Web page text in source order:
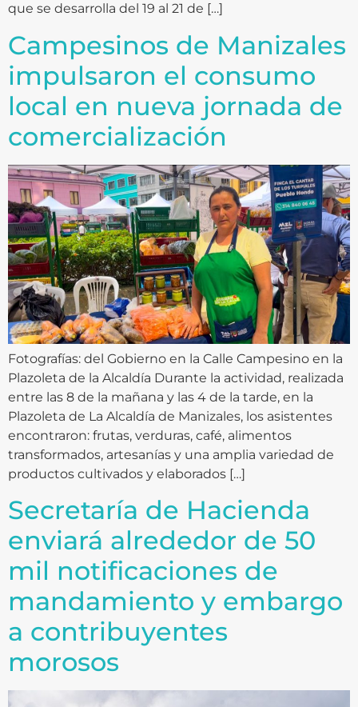
que se desarrolla del 19 al 21 de […]
Campesinos de Manizales
impulsaron el consumo
local en nueva jornada de
comercialización
Fotografías: del Gobierno en la Calle Campesino en la
Plazoleta de la Alcaldía Durante la actividad, realizada
entre las 8 de la mañana y las 4 de la tarde, en la
Plazoleta de La Alcaldía de Manizales, los asistentes
encontraron: frutas, verduras, café, alimentos
transformados, artesanías y una amplia variedad de
productos cultivados y elaborados […]
Secretaría de Hacienda
enviará alrededor de 50
mil notificaciones de
mandamiento y embargo
a contribuyentes
morosos